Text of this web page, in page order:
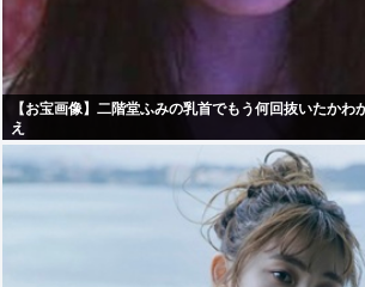
【お宝画像】二階堂ふみの乳首でもう何回抜いたかわ
え